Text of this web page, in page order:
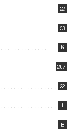
22
53
14
207
22
1
18